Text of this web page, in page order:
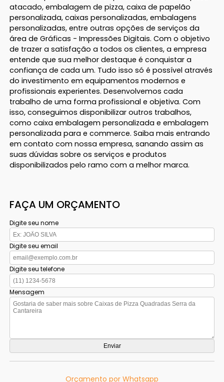
atacado, embalagem de pizza, caixa de papelão
personalizada, caixas personalizadas, embalagens
personalizadas, entre outras opções de serviços da
área de Gráficas - Impressões Digitais. Com o objetivo
de trazer a satisfação a todos os clientes, a empresa
entende que sua melhor destaque é conquistar a
confiança de cada um. Tudo isso só é possível através
do investimento em equipamentos modernos e
profissionais experientes. Desenvolvemos cada
trabalho de uma forma profissional e objetiva. Com
isso, conseguimos disponibilizar outros trabalhos,
como caixa embalagem personalizada e embalagem
personalizada para e commerce. Saiba mais entrando
em contato com nossa empresa, sanando assim as
suas dúvidas sobre os serviços e produtos
disponibilizados pelo ramo com a melhor marca.
FAÇA UM ORÇAMENTO
Digite seu nome
Digite seu email
Digite seu telefone
Mensagem
Orçamento por Whatsapp